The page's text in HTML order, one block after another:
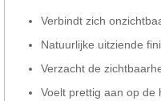
Verbindt zich
Natuurlijke uitziende
Verzacht de
Voelt prettig aan op de